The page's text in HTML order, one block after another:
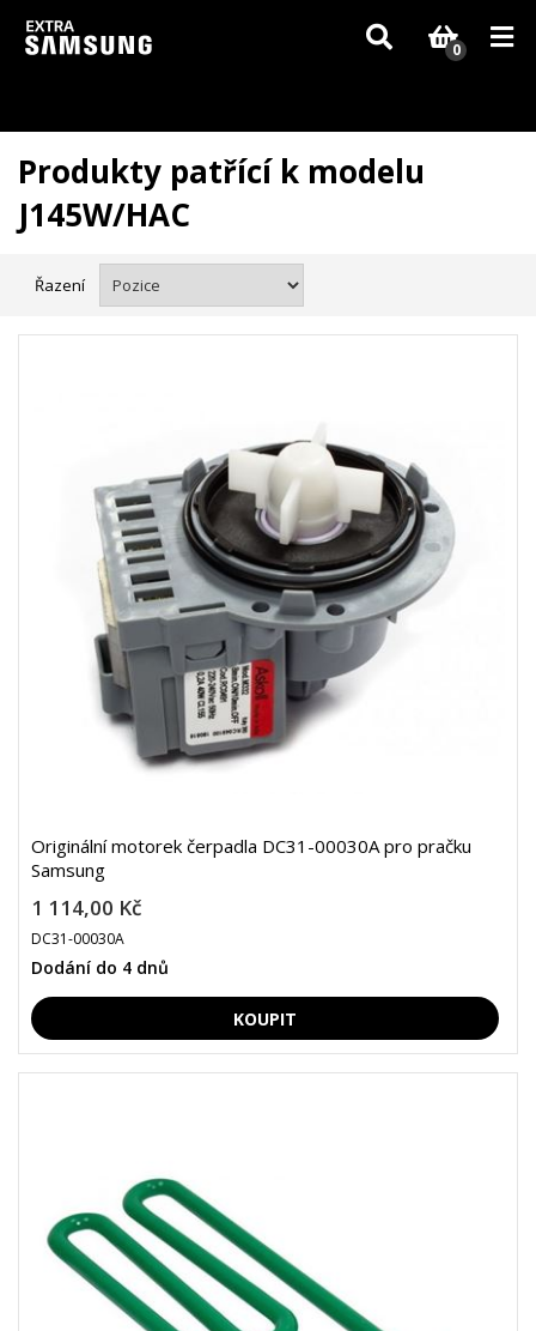
Vzhledem k aktuální situaci se může dodání dílů, které nejsou skladem,
zpozdit. Děkujeme za pochopení.
0
Produkty patřící k modelu
J145W/HAC
Řazení
Originální motorek čerpadla DC31-00030A pro pračku
Samsung
1 114,00 Kč
DC31-00030A
Dodání do 4 dnů